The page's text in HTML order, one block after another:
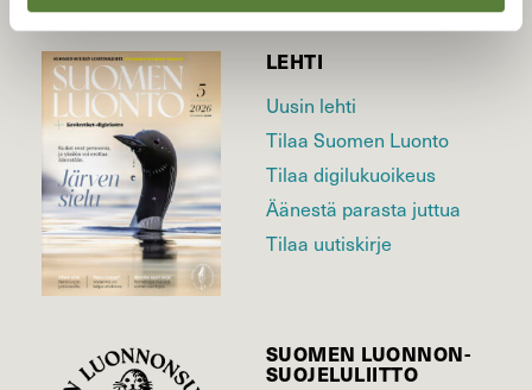
LEHTI
Uusin lehti
Tilaa Suomen Luonto
Tilaa digilukuoikeus
Äänestä parasta juttua
Tilaa uutiskirje
SUOMEN LUONNON­
SUOJELU­LIITTO